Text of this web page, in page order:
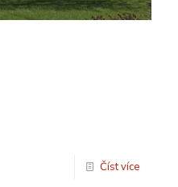
Číst více